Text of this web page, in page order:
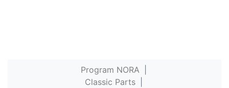
Program NORA
Classic Parts